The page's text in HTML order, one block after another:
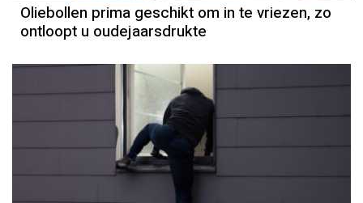
Oliebollen prima geschikt om in te vriezen, zo
ontloopt u oudejaarsdrukte